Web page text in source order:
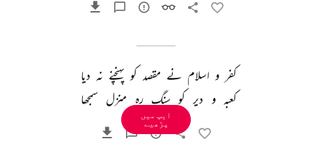
کفر و اسلام نے مقصد کو پہنچنے نہ دیا
کعبہ و دیر کو سنگ رہ منزل سمجھا
ایپ میں
پڑھیے